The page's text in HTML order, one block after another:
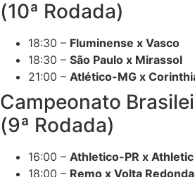
(10ª Rodada)
18:30 – Fluminense x Vasco
18:30 – São Paulo x Mirassol
21:00 – Atlético-MG x
Campeonato
(9ª Rodada)
16:00 – Athletico-PR x Athletic
18:00 – Remo x Volta Redonda